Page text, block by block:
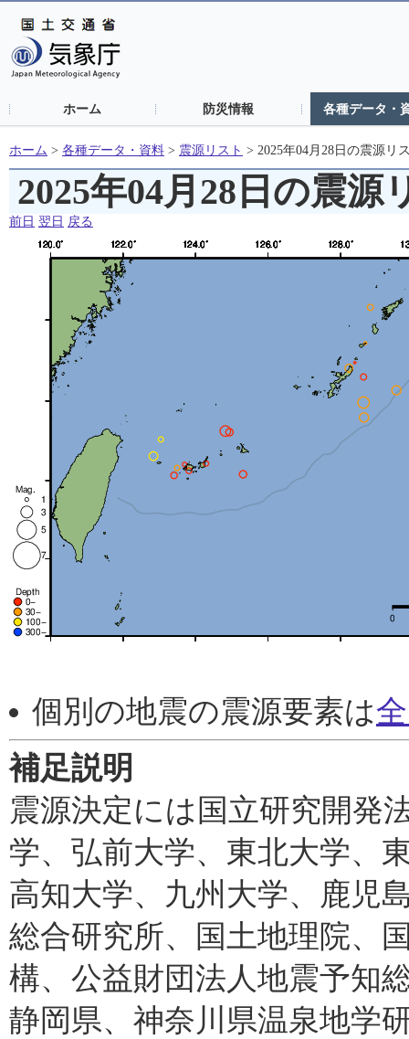
ホーム 防災情報 各種データ・
ホーム > 各種データ・資料 > 震源リスト > 2025年04月28日の震源リ
2025年04月28日の震源
前日 翌日 戻る
個別の地震の震源要素は
補足説明
震源決定には国立研究開発
学、弘前大学、東北大学、
高知大学、九州大学、鹿児
総合研究所、国土地理院、
構、公益財団法人地震予知
静岡県、神奈川県温泉地学